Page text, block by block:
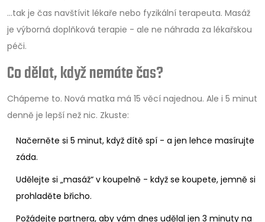
…tak je čas navštívit lékaře nebo fyzikální terapeuta. Masáž
je výborná doplňková terapie - ale ne náhrada za lékařskou
péči.
Co dělat, když nemáte čas?
Chápeme to. Nová matka má 15 věcí najednou. Ale i 5 minut
denně je lepší než nic. Zkuste:
Načerněte si 5 minut, když dítě spí - a jen lehce masírujte
záda.
Udělejte si „masáž“ v koupelně - když se koupete, jemně si
prohladěte břicho.
Požádejte partnera, aby vám dnes udělal jen 3 minuty na